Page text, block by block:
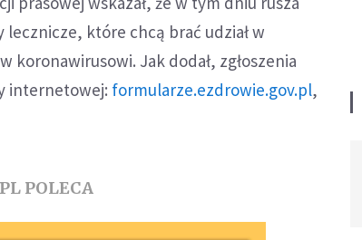
lecznicze, które chcą brać udział w
Jak dodał, zgłoszenia
internetowej: formularze.ezdrowie.gov.pl,
POLECA